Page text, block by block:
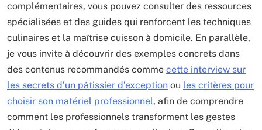
complémentaires, vous pouvez consulter des ressources
spécialisées et des guides qui renforcent les techniques
culinaires et la maîtrise cuisson à domicile. En parallèle,
je vous invite à découvrir des exemples concrets dans
des contenus recommandés comme cette interview sur
les secrets d’un pâtissier d’exception ou les critères pour
choisir son matériel professionnel, afin de comprendre
comment les professionnels transforment les gestes